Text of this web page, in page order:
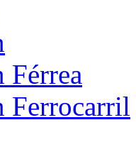
Férrea
Ferrocarril